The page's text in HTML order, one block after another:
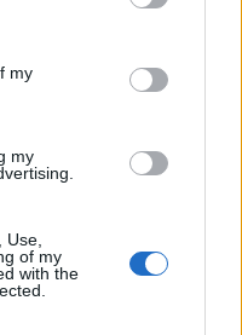
its third-party tags to
in below Google
my
my
of my
with the
και χορό